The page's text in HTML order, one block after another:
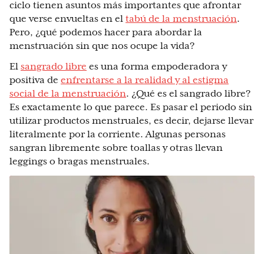
ciclo tienen asuntos más importantes que afrontar
que verse envueltas en el tabú de la menstruación.
Pero, ¿qué podemos hacer para abordar la
menstruación sin que nos ocupe la vida?
El sangrado libre es una forma empoderadora y
positiva de enfrentarse a la realidad y al estigma
social de la menstruación. ¿Qué es el sangrado libre?
Es exactamente lo que parece. Es pasar el periodo sin
utilizar productos menstruales, es decir, dejarse llevar
literalmente por la corriente. Algunas personas
sangran libremente sobre toallas y otras llevan
leggings o bragas menstruales.